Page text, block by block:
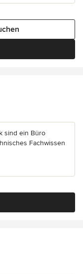
Sternen
sind ein Büro
Fachwissen